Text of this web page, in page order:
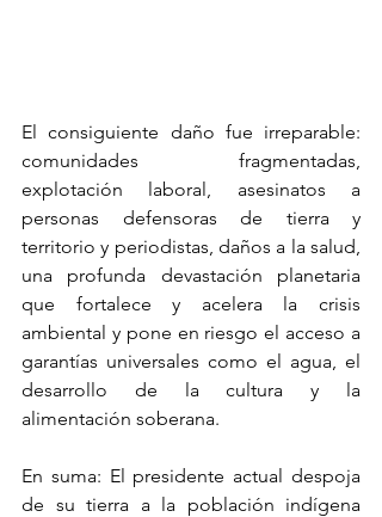
El consiguiente daño fue irreparable:
comunidades fragmentadas,
explotación laboral, asesinatos a
personas defensoras de tierra y
territorio y periodistas, daños a la salud,
una profunda devastación planetaria
que fortalece y acelera la crisis
ambiental y pone en riesgo el acceso a
garantías universales como el agua, el
desarrollo de la cultura y la
alimentación soberana.
En suma: El presidente actual despoja
de su tierra a la población indígena